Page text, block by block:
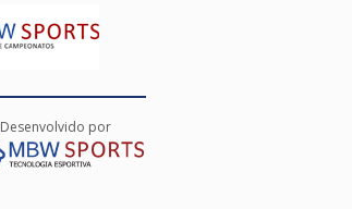
Desenvolvido por